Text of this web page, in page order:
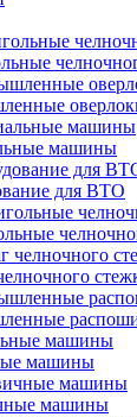
машины
для ВТО
машины
машины